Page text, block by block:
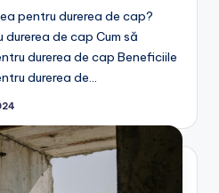
pentru durerea de cap?
de cap Cum să
durerea de cap Beneficiile
durerea de…